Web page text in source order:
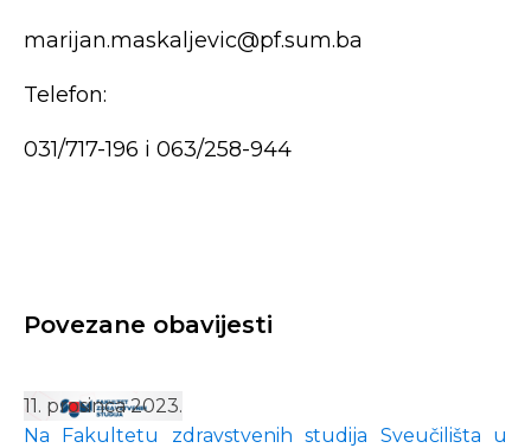
marijan.maskaljevic@pf.sum.ba
Telefon:
031/717-196 i 063/258-944
Povezane obavijesti
11. prosinca 2023.
Na Fakultetu zdravstvenih studija Sveučilišta u